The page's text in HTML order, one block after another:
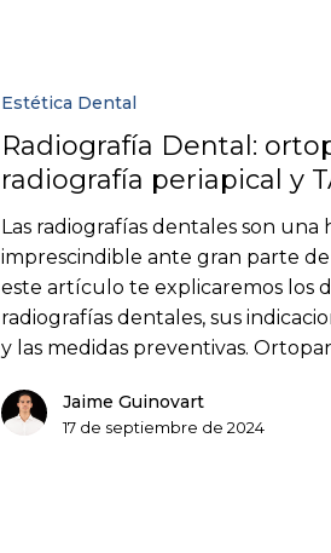
Estética Dental
Radiografía Dental:
radiografía periapical y
Las radiografías dentales son
imprescindible ante gran parte de
este artículo te explicaremos los
radiografías dentales, sus
y las medidas preventivas.
Jaime Guinovart
17 de septiembre de 2024